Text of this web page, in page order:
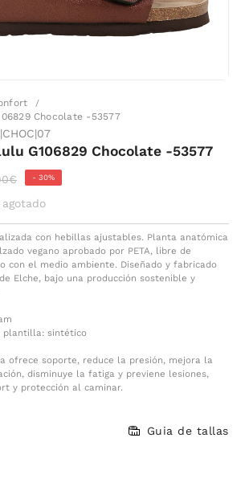
/
Chocolate -53577
G106829 Chocolate -53577
- 30%
con hebillas ajustables. Planta anatómica
vegano aprobado por PETA, libre de
con el medio ambiente. Diseñado y fabricado
Elche, bajo una producción sostenible y
plantilla: sintético
ofrece soporte, reduce la presión, mejora la
disminuye la fatiga y previene lesiones,
y protección al caminar.
Guia de tallas